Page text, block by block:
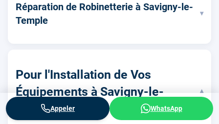
Réparation de Robinetterie à Savigny-le-
Temple
▾
Pour l'Installation de Vos
Équipements à Savigny-le-
Temple
▾
Appeler WhatsApp